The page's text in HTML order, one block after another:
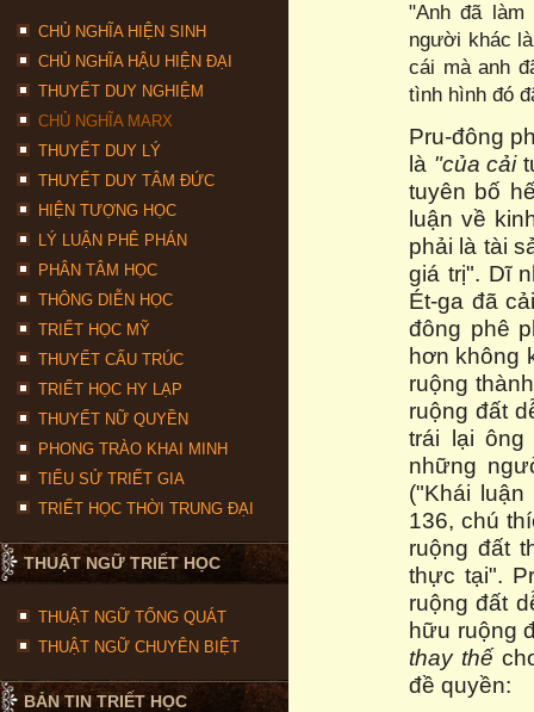
CHỦ NGHĨA HIỆN SINH
CHỦ NGHĨA HẬU HIỆN ĐẠI
THUYẾT DUY NGHIỆM
CHỦ NGHĨA MARX
THUYẾT DUY LÝ
THUYẾT DUY TÂM ĐỨC
HIỆN TƯỢNG HỌC
LÝ LUẬN PHÊ PHÁN
PHÂN TÂM HỌC
THÔNG DIỄN HỌC
TRIẾT HỌC MỸ
THUYẾT CẤU TRÚC
TRIẾT HỌC HY LẠP
THUYẾT NỮ QUYỀN
PHONG TRÀO KHAI MINH
TIỂU SỬ TRIẾT GIA
TRIẾT HỌC THỜI TRUNG ĐẠI
THUẬT NGỮ TRIẾT HỌC
THUẬT NGỮ TỔNG QUÁT
THUẬT NGỮ CHUYÊN BIỆT
BẢN TIN TRIẾT HỌC
"Anh đã
người khác
cái mà anh
tình hình đó
Pru-đông
là "của cải
tuyên bố
luận về
phải là tài
giá trị". Dĩ
Ét-ga đã
đông phê
hơn không
ruộng
ruộng đất
trái lại
những
("Khái
136, chú
ruộng đất
thực tại".
ruộng đất
hữu ruộng
thay thế
đề quyền: